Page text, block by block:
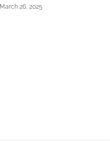
March 26, 2025